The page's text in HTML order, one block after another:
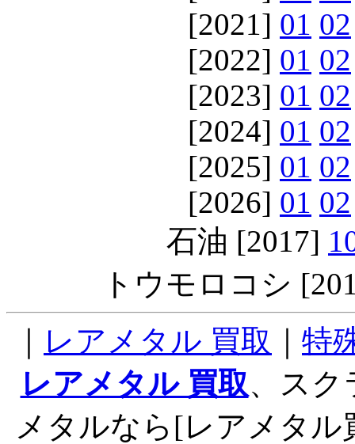
[2021] 01 02
[2022] 01 02
[2023] 01 02
[2024] 01 02
[2025] 01 02
[2026] 01 02
石油 [2017]
トウモロコシ
レアメタル 買取
特
レアメタル 買取、スク
メタルなら[レアメタ